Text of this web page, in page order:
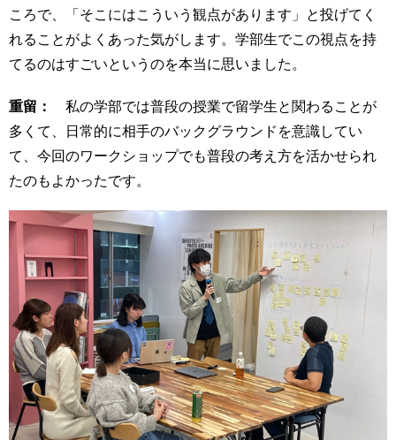
ころで、「そこにはこういう観点があります」と投げてく
れることがよくあった気がします。学部生でこの視点を持
てるのはすごいというのを本当に思いました。
重留：
私の学部では普段の授業で留学生と関わることが
多くて、日常的に相手のバックグラウンドを意識してい
て、今回のワークショップでも普段の考え方を活かせられ
たのもよかったです。